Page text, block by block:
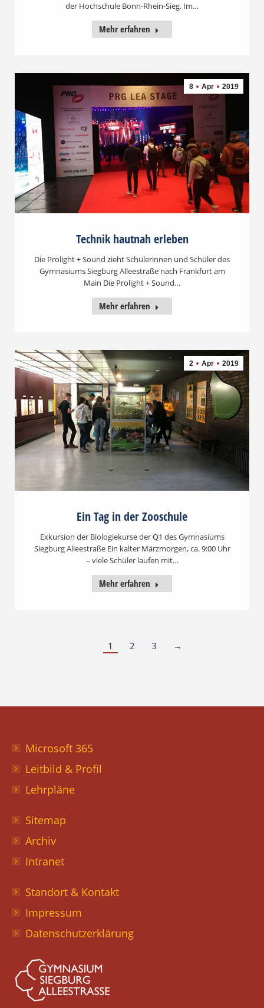
der Hochschule Bonn-Rhein-Sieg. Im…
Mehr erfahren
8 Apr 2019
Technik hautnah erleben
Die Prolight + Sound zieht Schülerinnen und Schüler des
Gymnasiums Siegburg Alleestraße nach Frankfurt am
Main Die Prolight + Sound…
Mehr erfahren
2 Apr 2019
Ein Tag in der Zooschule
Exkursion der Biologiekurse der Q1 des Gymnasiums
Siegburg Alleestraße Ein kalter Märzmorgen, ca. 9:00 Uhr
– viele Schüler laufen mit…
Mehr erfahren
1 2 3 →
Microsoft 365
Leitbild & Profil
Lehrpläne
Sitemap
Archiv
Intranet
Standort & Kontakt
Impressum
Datenschutzerklärung